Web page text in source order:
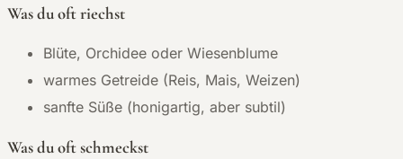
Was du oft riechst
Blüte, Orchidee oder Wiesenblume
warmes Getreide (Reis, Mais, Weizen)
sanfte Süße (honigartig, aber subtil)
Was du oft schmeckst